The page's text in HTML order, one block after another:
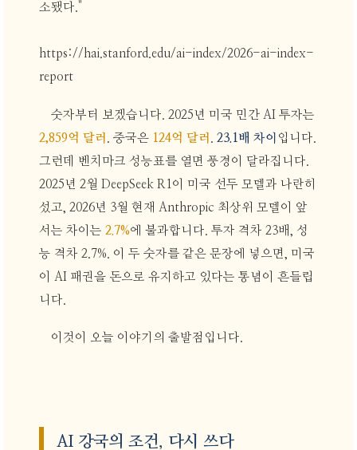
소됐다."
https://hai.stanford.edu/ai-index/2026-ai-index-
report
숫자부터 보겠습니다. 2025년 미국 민간 AI 투자는
2,859억 달러
. 중국은 124억 달러 23.1배 차이 입니다.
그런데 벤치마크 성능표를 열면 풍경이 달라집니다.
2025년 2월 DeepSeek R1이 미국 선두 모델과 나란히
섰고, 2026년 3월 현재 Anthropic 최상위 모델이 앞
서는 차이는 2.7%에 불과합니다. 투자 격차 23배, 성
능 격차 2.7%. 이 두 숫자를 같은 문장에 넣으면, 미국
이 AI 패권을 돈으로 유지하고 있다는 통념이 흔들립
니다.
이것이 오늘 이야기의 출발점입니다.
AI 강국의 조건, 다시 쓰다